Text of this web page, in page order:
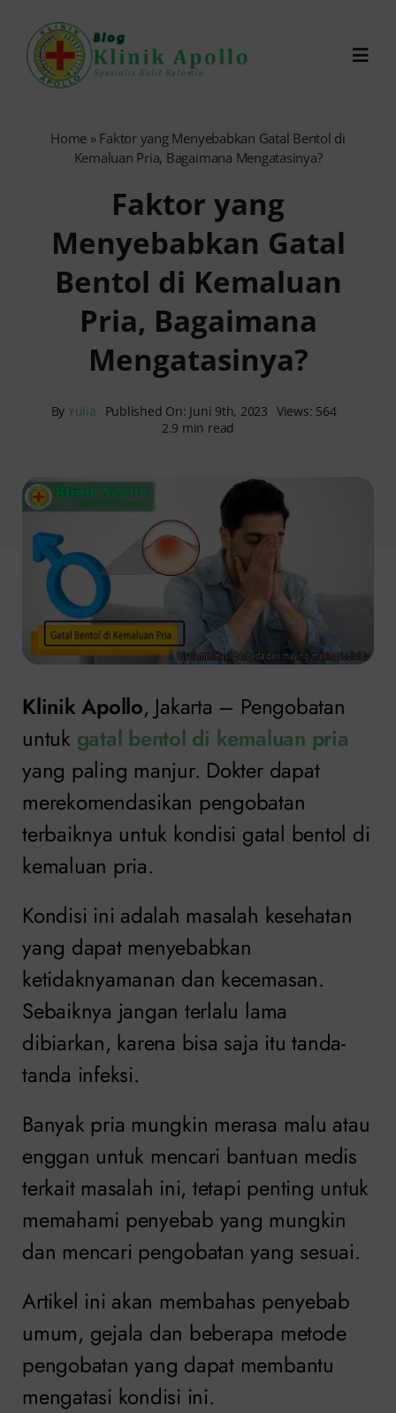
content
Reservasi Online
Search
Home » Faktor yang Menyebabkan Gatal Bentol di
Kemaluan Pria, Bagaimana Mengatasinya?
Faktor yang
Menyebabkan Gatal
Bentol di Kemaluan
Pria, Bagaimana
Mengatasinya?
By Yulia Published On: Juni 9th, 2023 Views: 564
2.9 min read
Klinik Apollo, Jakarta – Pengobatan
untuk gatal bentol di kemaluan pria
yang paling manjur. Dokter dapat
merekomendasikan pengobatan
terbaiknya untuk kondisi gatal bentol di
kemaluan pria.
Kondisi ini adalah masalah kesehatan
yang dapat menyebabkan
ketidaknyamanan dan kecemasan.
Sebaiknya jangan terlalu lama
dibiarkan, karena bisa saja itu tanda-
tanda infeksi.
Banyak pria mungkin merasa malu atau
enggan untuk mencari bantuan medis
terkait masalah ini, tetapi penting untuk
memahami penyebab yang mungkin
dan mencari pengobatan yang sesuai.
Artikel ini akan membahas penyebab
umum, gejala dan beberapa metode
pengobatan yang dapat membantu
mengatasi kondisi ini.